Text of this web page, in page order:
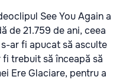
See You Again a
de 21.759 de ani, ceea
ar fi apucat să asculte
trebuit să înceapă să
Ere Glaciare, pentru a